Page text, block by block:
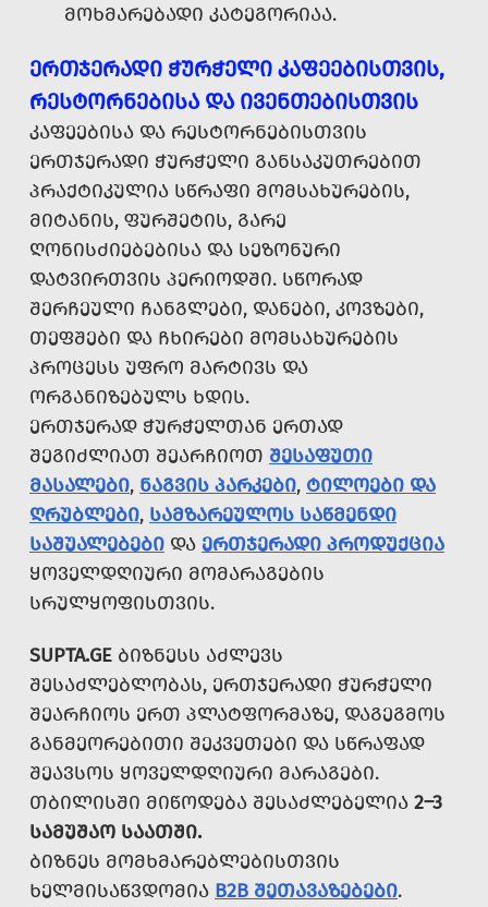
ᲛᲝᲮᲛᲐᲠᲔᲑᲐᲓᲘ ᲙᲐᲢᲔᲒᲝᲠᲘᲐᲐ.
ᲔᲠᲗᲯᲔᲠᲐᲓᲘ ᲭᲣᲠᲭᲔᲚᲘ ᲙᲐᲤᲔᲔᲑᲘᲡᲗᲕᲘᲡ,
ᲠᲔᲡᲢᲝᲠᲜᲔᲑᲘᲡᲐ ᲓᲐ ᲘᲕᲔᲜᲗᲔᲑᲘᲡᲗᲕᲘᲡ
ᲙᲐᲤᲔᲔᲑᲘᲡᲐ ᲓᲐ ᲠᲔᲡᲢᲝᲠᲜᲔᲑᲘᲡᲗᲕᲘᲡ
ᲔᲠᲗᲯᲔᲠᲐᲓᲘ ᲭᲣᲠᲭᲔᲚᲘ ᲒᲐᲜᲡᲐᲙᲣᲗᲠᲔᲑᲘᲗ
ᲞᲠᲐᲥᲢᲘᲙᲣᲚᲘᲐ ᲡᲬᲠᲐᲤᲘ ᲛᲝᲛᲡᲐᲮᲣᲠᲔᲑᲘᲡ,
ᲛᲘᲢᲐᲜᲘᲡ, ᲤᲣᲠᲨᲔᲢᲘᲡ, ᲒᲐᲠᲔ
ᲦᲝᲜᲘᲡᲫᲘᲔᲑᲔᲑᲘᲡᲐ ᲓᲐ ᲡᲔᲖᲝᲜᲣᲠᲘ
ᲓᲐᲢᲕᲘᲠᲗᲕᲘᲡ ᲞᲔᲠᲘᲝᲓᲨᲘ. ᲡᲬᲝᲠᲐᲓ
ᲨᲔᲠᲩᲔᲣᲚᲘ ᲩᲐᲜᲒᲚᲔᲑᲘ, ᲓᲐᲜᲔᲑᲘ, ᲙᲝᲕᲖᲔᲑᲘ,
ᲗᲔᲤᲨᲔᲑᲘ ᲓᲐ ᲩᲮᲘᲠᲔᲑᲘ ᲛᲝᲛᲡᲐᲮᲣᲠᲔᲑᲘᲡ
ᲞᲠᲝᲪᲔᲡᲡ ᲣᲤᲠᲝ ᲛᲐᲠᲢᲘᲕᲡ ᲓᲐ
ᲝᲠᲒᲐᲜᲘᲖᲔᲑᲣᲚᲡ ᲮᲓᲘᲡ.
ᲔᲠᲗᲯᲔᲠᲐᲓ ᲭᲣᲠᲭᲔᲚᲗᲐᲜ ᲔᲠᲗᲐᲓ
ᲨᲔᲒᲘᲫᲚᲘᲐᲗ ᲨᲔᲐᲠᲩᲘᲝᲗ ᲨᲔᲡᲐᲤᲣᲗᲘ
ᲛᲐᲡᲐᲚᲔᲑᲘ, ᲜᲐᲒᲕᲘᲡ ᲞᲐᲠᲙᲔᲑᲘ, ᲢᲘᲚᲝᲔᲑᲘ ᲓᲐ
ᲦᲠᲣᲑᲚᲔᲑᲘ, ᲡᲐᲛᲖᲐᲠᲔᲣᲚᲝᲡ ᲡᲐᲬᲛᲔᲜᲓᲘ
ᲡᲐᲨᲣᲐᲚᲔᲑᲔᲑᲘ ᲓᲐ ᲔᲠᲗᲯᲔᲠᲐᲓᲘ ᲞᲠᲝᲓᲣᲥᲪᲘᲐ
ᲧᲝᲕᲔᲚᲓᲦᲘᲣᲠᲘ ᲛᲝᲛᲐᲠᲐᲒᲔᲑᲘᲡ
ᲡᲠᲣᲚᲧᲝᲤᲘᲡᲗᲕᲘᲡ.
SUPTA.GE ᲑᲘᲖᲜᲔᲡᲡ ᲐᲫᲚᲔᲕᲡ
ᲨᲔᲡᲐᲫᲚᲔᲑᲚᲝᲑᲐᲡ, ᲔᲠᲗᲯᲔᲠᲐᲓᲘ ᲭᲣᲠᲭᲔᲚᲘ
ᲨᲔᲐᲠᲩᲘᲝᲡ ᲔᲠᲗ ᲞᲚᲐᲢᲤᲝᲠᲛᲐᲖᲔ, ᲓᲐᲒᲔᲒᲛᲝᲡ
ᲒᲐᲜᲛᲔᲝᲠᲔᲑᲘᲗᲘ ᲨᲔᲙᲕᲔᲗᲔᲑᲘ ᲓᲐ ᲡᲬᲠᲐᲤᲐᲓ
ᲨᲔᲐᲕᲡᲝᲡ ᲧᲝᲕᲔᲚᲓᲦᲘᲣᲠᲘ ᲛᲐᲠᲐᲒᲔᲑᲘ.
ᲗᲑᲘᲚᲘᲡᲨᲘ ᲛᲘᲬᲝᲓᲔᲑᲐ ᲨᲔᲡᲐᲫᲚᲔᲑᲔᲚᲘᲐ 2–3
ᲡᲐᲛᲣᲨᲐᲝ ᲡᲐᲐᲗᲨᲘ.
ᲑᲘᲖᲜᲔᲡ ᲛᲝᲛᲮᲛᲐᲠᲔᲑᲚᲔᲑᲘᲡᲗᲕᲘᲡ
ᲮᲔᲚᲛᲘᲡᲐᲬᲕᲓᲝᲛᲘᲐ B2B ᲨᲔᲗᲐᲕᲐᲖᲔᲑᲔᲑᲘ.